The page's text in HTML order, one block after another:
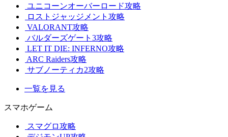
ユニコーンオーバーロード攻略
ロストジャッジメント攻略
VALORANT攻略
バルダーズゲート3攻略
LET IT DIE: INFERNO攻略
ARC Raiders攻略
サブノーティカ2攻略
一覧を見る
スマホゲーム
スマグロ攻略